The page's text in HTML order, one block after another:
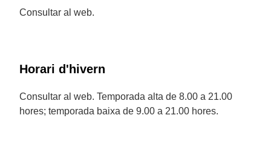
Consultar al web.
Horari d'hivern
Consultar al web. Temporada alta de 8.00 a 21.00
hores; temporada baixa de 9.00 a 21.00 hores.